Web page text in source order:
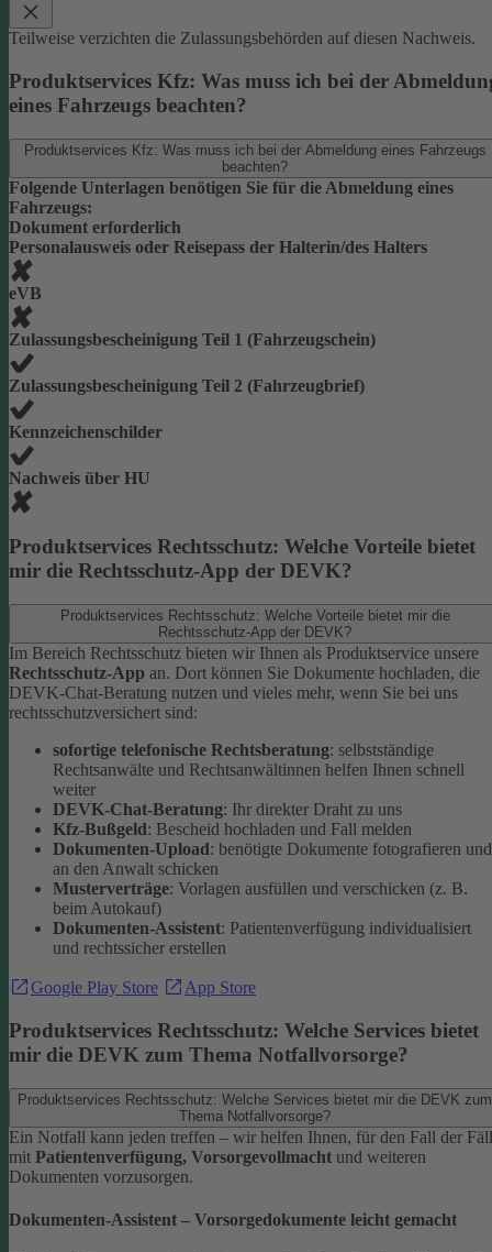
Teilweise verzichten die Zulassungsbehörden auf diesen Nachweis.
Produktservices Kfz: Was muss ich bei der
eines Fahrzeugs beachten?
Produktservices Kfz: Was muss ich bei der Abmeldung eines Fahrzeugs
beachten?
Folgende Unterlagen benötigen Sie für die Abmeldung eines
Fahrzeugs:
Dokument erforderlich
Personalausweis oder Reisepass der Halterin/des Halters
eVB
Zulassungsbescheinigung Teil 1 (Fahrzeugschein)
Zulassungsbescheinigung Teil 2 (Fahrzeugbrief)
Kennzeichenschilder
Nachweis über HU
Produktservices Rechtsschutz: Welche Vorteile bietet
mir die Rechtsschutz-App der DEVK?
Produktservices Rechtsschutz: Welche Vorteile bietet mir die
Rechtsschutz-App der DEVK?
Im Bereich Rechtsschutz bieten wir Ihnen als Produktservice unsere
Rechtsschutz-App an. Dort können Sie Dokumente hochladen, die
DEVK-Chat-Beratung nutzen und vieles mehr, wenn Sie bei uns
rechtsschutzversichert sind:
sofortige telefonische Rechtsberatung: selbstständige
Rechtsanwälte und Rechtsanwältinnen helfen Ihnen schnell
weiter
DEVK-Chat-Beratung: Ihr direkter Draht zu uns
Kfz-Bußgeld: Bescheid hochladen und Fall melden
Dokumenten-Upload: benötigte Dokumente fotografieren und
an den Anwalt schicken
Musterverträge: Vorlagen ausfüllen und verschicken (z. B.
beim Autokauf)
Dokumenten-Assistent: Patientenverfügung individualisiert
und rechtssicher erstellen
Google Play Store App Store
Produktservices Rechtsschutz: Welche Services bietet
mir die DEVK zum Thema Notfallvorsorge?
Produktservices Rechtsschutz: Welche Services bietet mir die DEVK zum
Thema Notfallvorsorge?
Ein Notfall kann jeden treffen – wir helfen Ihnen, für den Fall der
mit Patientenverfügung, Vorsorgevollmacht und weiteren
Dokumenten vorzusorgen.
Dokumenten-Assistent – Vorsorgedokumente leicht gemacht